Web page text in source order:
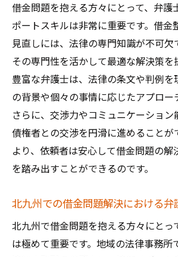
借金問題を抱える方々にとって、弁護
ポートスキルは非常に重要です。借金
見直しには、法律の専門知識が不可欠
その専門性を活かして最適な解決策を
豊富な弁護士は、法律の条文や判例を
の背景や個々の事情に応じたアプロー
さらに、交渉力やコミュニケーション
債権者との交渉を円滑に進めることが
より、依頼者は安心して借金問題の解
を踏み出すことができるのです。
北九州での借金問題解決における弁
北九州で借金問題を抱える方々にとっ
は極めて重要です。地域の法律事務所